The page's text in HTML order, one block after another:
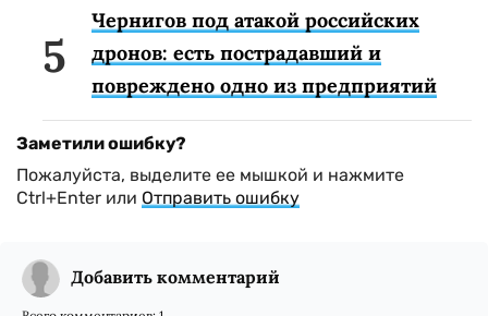
Чернигов под атакой российских
дронов: есть пострадавший и
повреждено одно из предприятий
Заметили ошибку?
Пожалуйста, выделите ее мышкой и нажмите
Ctrl+Enter или Отправить ошибку
Добавить комментарий